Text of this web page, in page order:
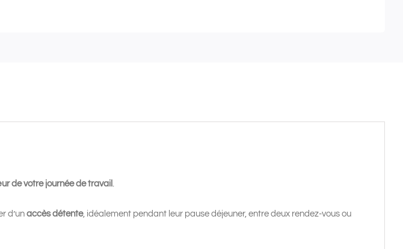
de votre journée de travail
d’unaccès détente, idéalement pendant leur pause déjeuner, entre deux rendez-vous ou